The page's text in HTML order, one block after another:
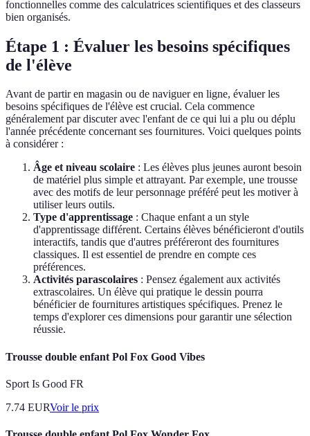
fonctionnelles comme des calculatrices scientifiques et des classeurs
bien organisés.
Étape 1 : Évaluer les besoins spécifiques
de l'élève
Avant de partir en magasin ou de naviguer en ligne, évaluer les
besoins spécifiques de l'élève est crucial. Cela commence
généralement par discuter avec l'enfant de ce qui lui a plu ou déplu
l'année précédente concernant ses fournitures. Voici quelques points
à considérer :
Âge et niveau scolaire : Les élèves plus jeunes auront besoin
de matériel plus simple et attrayant. Par exemple, une trousse
avec des motifs de leur personnage préféré peut les motiver à
utiliser leurs outils.
Type d'apprentissage : Chaque enfant a un style
d'apprentissage différent. Certains élèves bénéficieront d'outils
interactifs, tandis que d'autres préféreront des fournitures
classiques. Il est essentiel de prendre en compte ces
préférences.
Activités parascolaires : Pensez également aux activités
extrascolaires. Un élève qui pratique le dessin pourra
bénéficier de fournitures artistiques spécifiques. Prenez le
temps d'explorer ces dimensions pour garantir une sélection
réussie.
Trousse double enfant Pol Fox Good Vibes
Sport Is Good FR
7.74 EURVoir le prix